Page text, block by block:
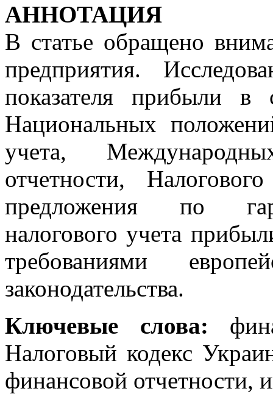
АННОТАЦИЯ
В статье обращено
предприятия.
показателя прибыли в
Национальных
учета,
отчетности,
предложения по
налогового учета
требованиями
законодательства.
Ключевые слова:
Налоговый кодекс
финансовой отчетности,